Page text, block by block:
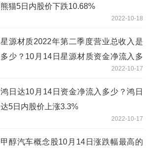
熊猫5日内股价下跌10.68%
2022-10-18
星源材质2022年第二季度营业总收入是
多少？10月14日星源材质资金净流入多
2022-10-17
鸿日达10月14日资金净流入多少？鸿日
达5日内股价上涨3.3%
2022-10-17
甲醇汽车概念股10月14日涨跌幅最高的